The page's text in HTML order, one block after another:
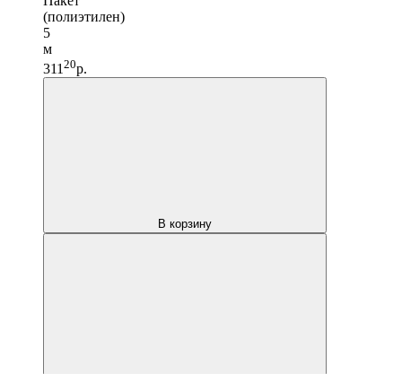
(полиэтилен)
5
м
311 20р.
В корзину